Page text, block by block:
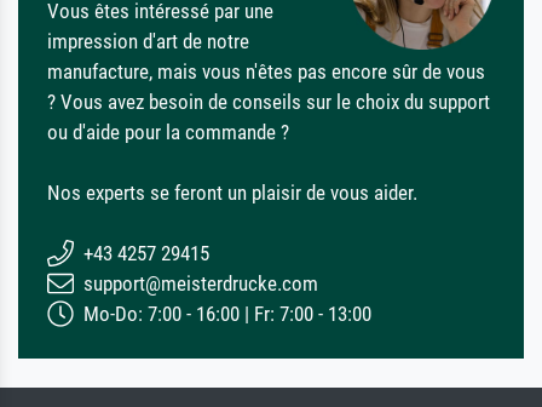
Vous êtes intéressé par une
impression d'art de notre
manufacture, mais vous n'êtes pas encore sûr de vous
? Vous avez besoin de conseils sur le choix du support
ou d'aide pour la commande ?
Nos experts se feront un plaisir de vous aider.
+43 4257 29415
support@meisterdrucke.com
Mo-Do: 7:00 - 16:00 | Fr: 7:00 - 13:00